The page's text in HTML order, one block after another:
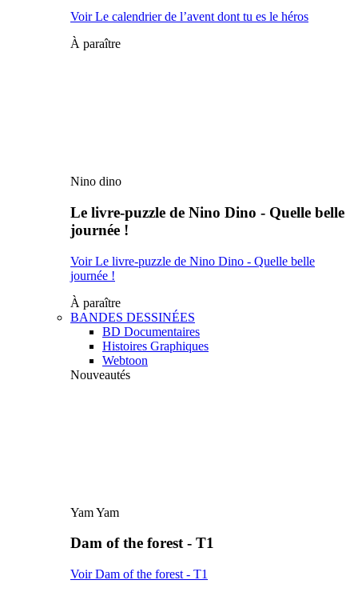
Voir Le calendrier de l’avent dont tu es le héros
À paraître
Nino dino
Le livre-puzzle de Nino Dino - Quelle belle
journée !
Voir Le livre-puzzle de Nino Dino - Quelle belle
journée !
À paraître
BANDES DESSINÉES
BD Documentaires
Histoires Graphiques
Webtoon
Nouveautés
Yam Yam
Dam of the forest - T1
Voir Dam of the forest - T1